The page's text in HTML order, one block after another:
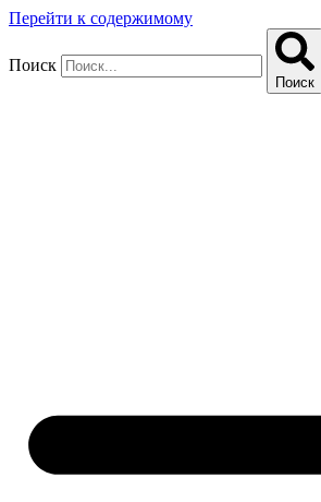
Перейти к содержимому
Поиск
Поиск